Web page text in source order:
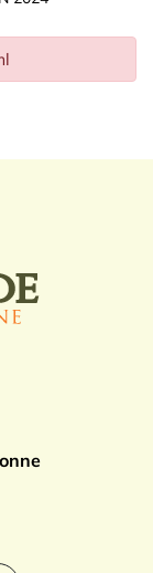
Facebook
compte